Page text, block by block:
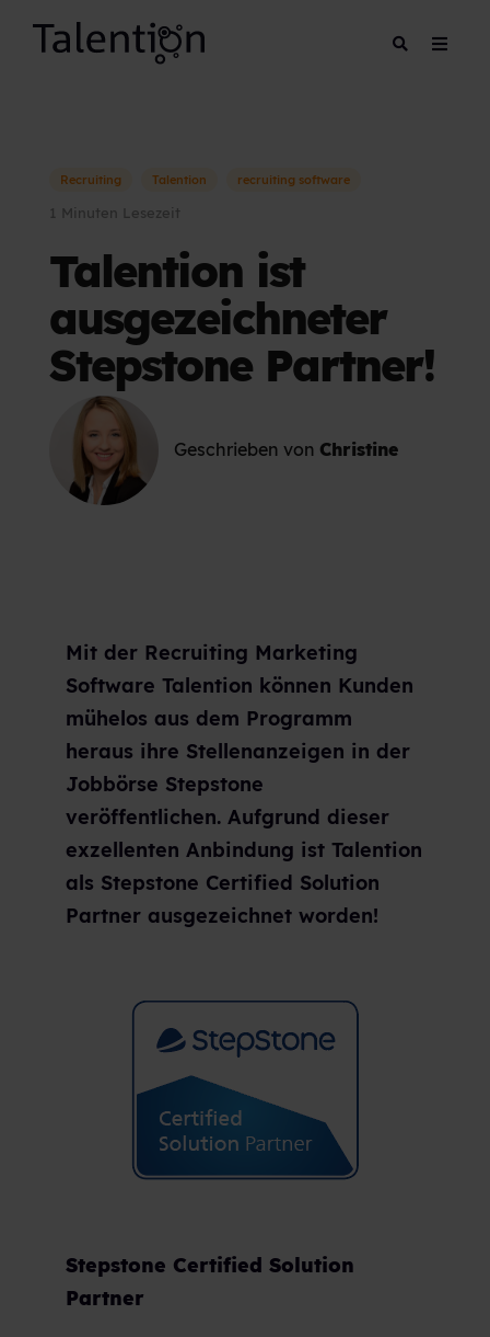
Recruiting Talention recruiting software
1 Minuten Lesezeit
Talention ist
ausgezeichneter
Stepstone Partner!
Geschrieben von Christine
Mit der Recruiting Marketing
Software Talention können Kunden
mühelos aus dem Programm
heraus ihre Stellenanzeigen in der
Jobbörse Stepstone
veröffentlichen. Aufgrund dieser
exzellenten Anbindung ist Talention
als Stepstone Certified Solution
Partner ausgezeichnet worden!
Stepstone Certified Solution
Partner